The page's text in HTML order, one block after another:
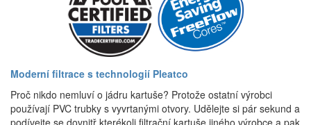
Moderní filtrace s technologií Pleatco
Proč nikdo nemluví o jádru kartuše? Protože ostatní výrobci
používají PVC trubky s vyvrtanými otvory. Udělejte si pár sekund a